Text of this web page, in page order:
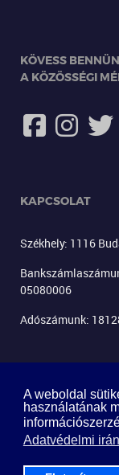
A weboldal
használatának
Adatvédelmi
KÖVESS
A KÖZÖSSÉGI
KAPCSOLAT
Székhely: 1116
05080006
Adószámunk: